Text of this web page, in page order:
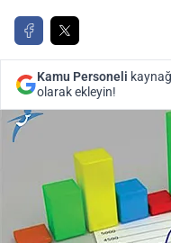
Kamu Personeli
olarak ekleyin!